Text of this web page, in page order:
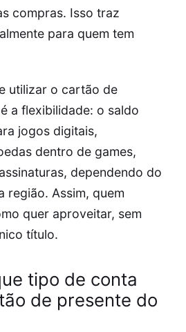
compras. Isso traz
para quem tem
utilizar o cartão de
a flexibilidade: o saldo
jogos digitais,
dentro de games,
dependendo do
região. Assim, quem
quer aproveitar, sem
título.
tipo de conta
de presente do